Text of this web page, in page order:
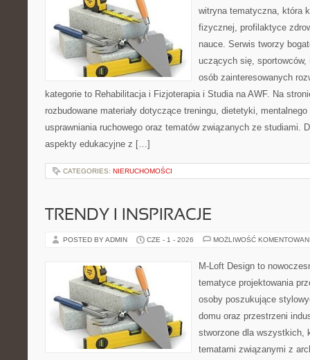
witryna tematyczna, która
fizycznej, profilaktyce
nauce. Serwis tworzy
uczących się,
osób zainteresowanych
kategorie to Rehabilitacja i Fizjoterapia i Studia na AWF. Na
rozbudowane materiały dotyczące treningu, dietetyki,
usprawniania ruchowego oraz tematów związanych ze studiami.
aspekty edukacyjne z […]
CATEGORIES: NIERUCHOMOŚCI
TRENDY I INSPIRACJE
POSTED BY ADMIN CZE - 1 - 2026 MOŻLIWOŚĆ
M-Loft Design to
tematyce projektowania
osoby poszukujące
domu oraz przestrzeni
stworzone dla wszystkich,
tematami związanymi z